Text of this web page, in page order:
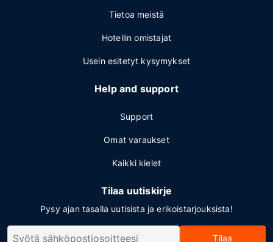
Tietoa meistä
Hotellin omistajat
Usein esitetyt kysymykset
Help and support
Support
Omat varaukset
Kaikki kielet
Tilaa uutiskirje
Pysy ajan tasalla uutisista ja erikoistarjouksista!
Tilaa